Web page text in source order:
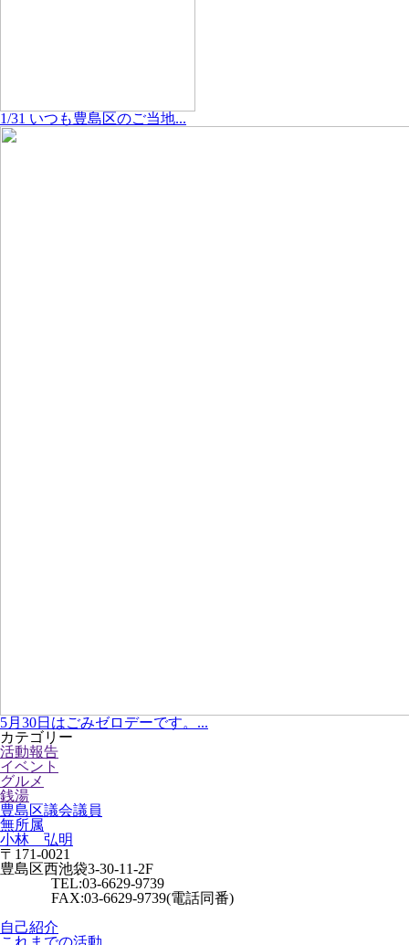
1/31 いつも豊島区のご当地...
5月30日はごみゼロデーです。...
カテゴリー
活動報告
イベント
グルメ
銭湯
豊島区議会議員
無所属
小林 弘明
〒171-0021
豊島区西池袋3-30-11-2F
TEL:03-6629-9739
FAX:03-6629-9739(電話同番)
自己紹介
これまでの活動